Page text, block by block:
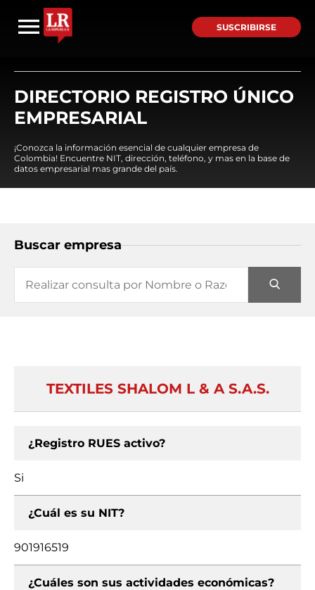
SUSCRIBIRSE
DIRECTORIO REGISTRO ÚNICO
EMPRESARIAL
¡Conozca la información esencial de cualquier empresa de
Colombia! Encuentre NIT, dirección, teléfono, y mas en la base de
datos empresarial mas grande del país.
Buscar empresa
TEXTILES SHALOM L & A S.A.S.
¿Registro RUES activo?
Si
¿Cuál es su NIT?
901916519
¿Cuáles son sus actividades económicas?